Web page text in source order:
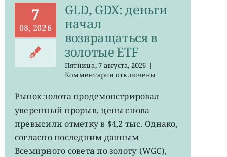
7
08, 2026
GLD, GDX: деньги
начал
возвращаться в
золотые ETF
Пятница, 7 августа, 2026 |
Комментариик
GLD,
GDX:
деньги
начал
в
золотые
отключены
Рынок золота продемонстрировал
уверенный прорыв, цены снова
превысили отметку в $4,2 тыс. Однако,
согласно последним данным
Всемирного совета по золоту (WGC),